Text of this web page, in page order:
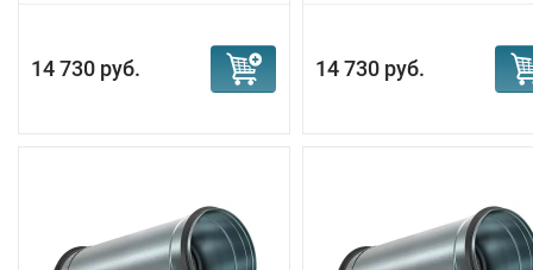
14 730 руб. 14 730 руб.